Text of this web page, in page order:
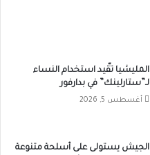
المليشيا تقّيد استخدام النساء
لـ”ستارلينك” في بدارفور
أغسطس 5, 2026
الجيش يستولى على أسلحة متنوعة